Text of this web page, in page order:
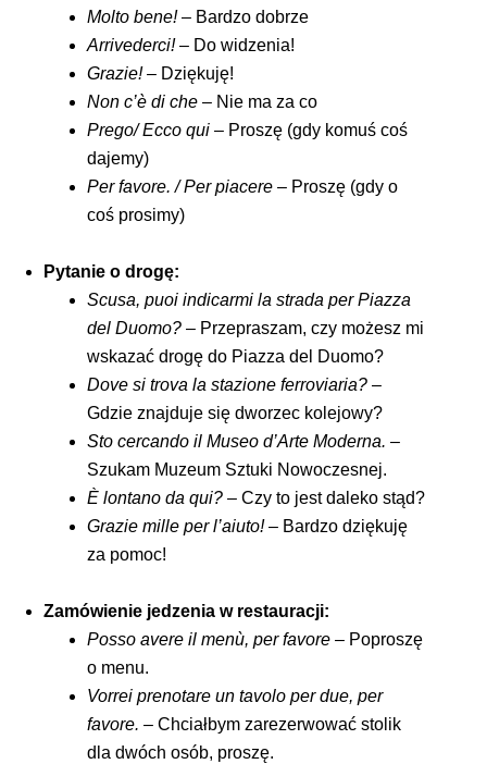
Molto bene!– Bardzo dobrze
Arrivederci!– Do widzenia!
Grazie!– Dziękuję!
Non c’è di che – Nie ma za co
Prego/ Ecco qui – Proszę (gdy komuś coś
dajemy)
Per favore. / Per piacere – Proszę (gdy o
coś prosimy)
Pytanie o drogę:
Scusa, puoi indicarmi la strada per Piazza
del Duomo? – Przepraszam, czy możesz mi
wskazać drogę do Piazza del Duomo?
Dove si trova la stazione ferroviaria? –
Gdzie znajduje się dworzec kolejowy?
Sto cercando il Museo d’Arte Moderna. –
Szukam Muzeum Sztuki Nowoczesnej.
È lontano da qui? – Czy to jest daleko stąd?
Grazie mille per l’aiuto!– Bardzo dziękuję
za pomoc!
Zamówienie jedzenia w restauracji:
Posso avere il menù, per favore – Poproszę
o menu.
Vorrei prenotare un tavolo per due, per
favore. – Chciałbym zarezerwować stolik
dla dwóch osób, proszę.